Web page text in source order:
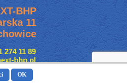
BHP
11
274 11 89
bhp.pl
OK